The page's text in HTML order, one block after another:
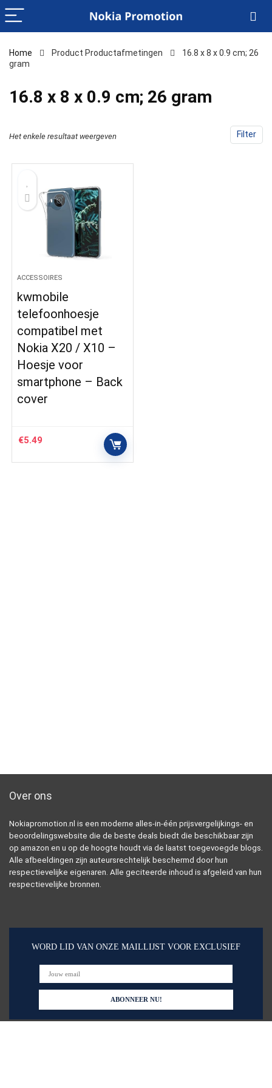
Home Product Productafmetingen
‎16.8 x 8 x 0.9 cm; 26
gram
‎16.8 x 8 x 0.9 cm; 26 gram
Filter
Het enkele resultaat weergeven
ACCESSOIRES
kwmobile
telefoonhoesje
compatibel met
Nokia X20 / X10 –
Hoesje voor
smartphone – Back
cover
€5.49
Over ons
Nokiapromotion.nl is een moderne alles-in-één prijsvergelijkings- en
beoordelingswebsite die de beste deals biedt die beschikbaar zijn
op amazon en u op de hoogte houdt via de laatst toegevoegde blogs.
Alle afbeeldingen zijn auteursrechtelijk beschermd door hun
respectievelijke eigenaren. Alle geciteerde inhoud is afgeleid van hun
respectievelijke bronnen.
WORD LID VAN ONZE MAILLIJST VOOR EXCLUSIEF